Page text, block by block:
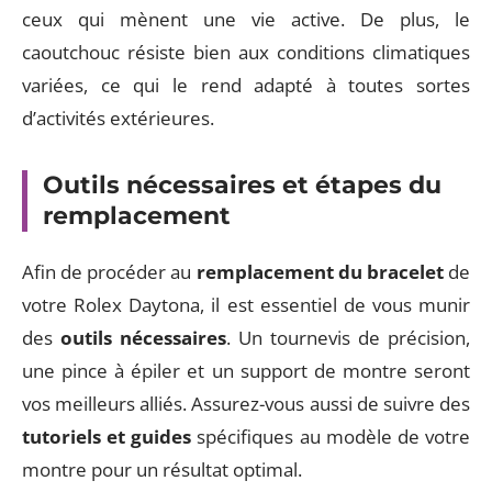
ceux qui mènent une vie active. De plus, le
caoutchouc résiste bien aux conditions climatiques
variées, ce qui le rend adapté à toutes sortes
d’activités extérieures.
Outils nécessaires et étapes du
remplacement
Afin de procéder au remplacement du braceletde
votre Rolex Daytona, il est essentiel de vous munir
des outils nécessaires. Un tournevis de précision,
une pince à épiler et un support de montre seront
vos meilleurs alliés. Assurez-vous aussi de suivre des
tutoriels et guides spécifiques au modèle de votre
montre pour un résultat optimal.